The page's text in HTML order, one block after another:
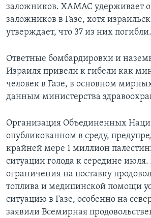
заложников. ХАМАС удерживает
заложников в Газе, хотя
утверждает, что 37 из них погибли.
Ответные бомбардировки и
Израиля привели к гибели как
человек в Газе, в основном
данным министерства
Организация Объединенных
опубликованном в среду,
крайней мере 1 миллион
ситуации голода к середине
ограничения на поставку
топлива и медицинской помощи
ситуацию в Газе, особенно на
заявили Всемирная